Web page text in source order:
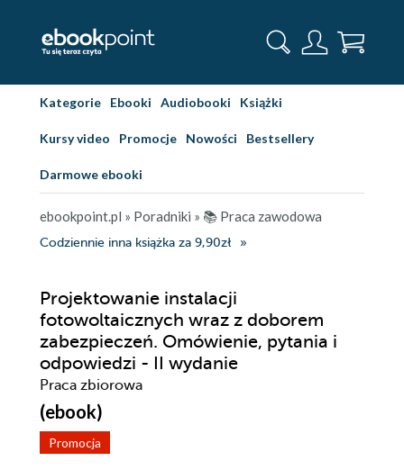
Kategorie Ebooki Audiobooki Książki
Kursy video Promocje Nowości Bestsellery
Darmowe ebooki
ebookpoint.pl » Poradniki » 📚 Praca zawodowa
Codziennie inna książka za 9,90zł
Projektowanie instalacji
fotowoltaicznych wraz z doborem
zabezpieczeń. Omówienie, pytania i
odpowiedzi - II wydanie
Praca zbiorowa
(ebook)
Promocja